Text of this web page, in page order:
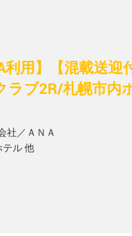
利用】【混載送
ラブ2R/札幌市内
社／ＡＮＡ
ル 他